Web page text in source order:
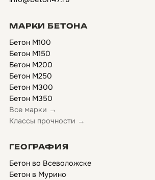
МАРКИ БЕТОНА
Бетон М100
Бетон М150
Бетон М200
Бетон М250
Бетон М300
Бетон М350
Все марки →
Классы прочности →
ГЕОГРАФИЯ
Бетон во Всеволожске
Бетон в Мурино